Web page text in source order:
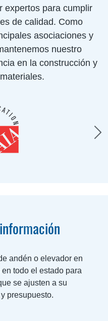
expertos para cumplir
de calidad. Como
asociaciones y
nuestro
en la construcción y
andén o elevador en
todo el estado para
se ajusten a su
presupuesto.